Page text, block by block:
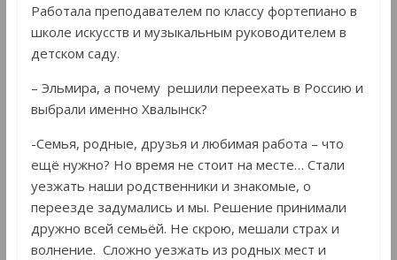
Работала преподавателем по классу фортепиано в
школе искусств и музыкальным руководителем в
детском саду.
– Эльмира, а почему решили переехать в Россию и
выбрали именно Хвалынск?
-Семья, родные, друзья и любимая работа – что
ещё нужно? Но время не стоит на месте… Стали
уезжать наши родственники и знакомые, о
переезде задумались и мы. Решение принимали
дружно всей семьёй. Не скрою, мешали страх и
волнение. Сложно уезжать из родных мест и